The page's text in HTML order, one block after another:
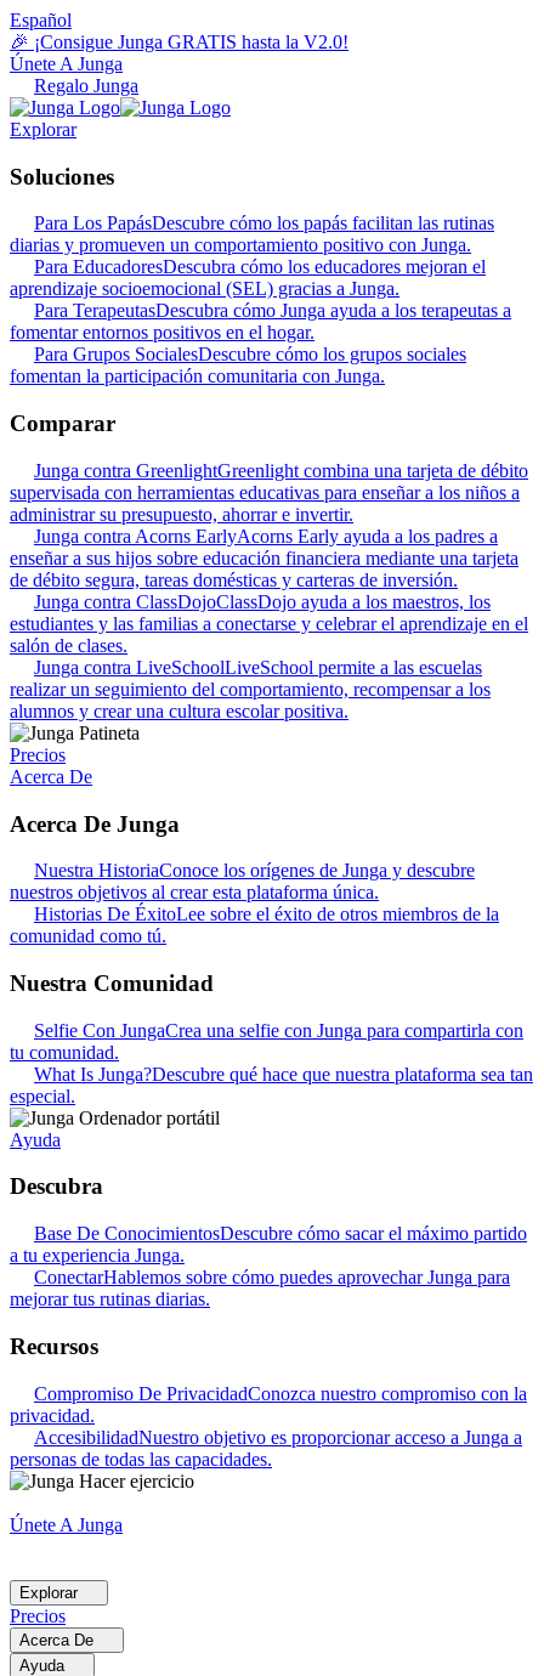
Español
🎉 ¡Consigue Junga GRATIS hasta la V2.0!
Únete A Junga
Regalo Junga
Explorar
Soluciones
Para Los PapásDescubre cómo los papás facilitan las rutinas
diarias y promueven un comportamiento positivo con Junga.
Para EducadoresDescubra cómo los educadores mejoran el
aprendizaje socioemocional (SEL) gracias a Junga.
Para TerapeutasDescubra cómo Junga ayuda a los terapeutas a
fomentar entornos positivos en el hogar.
Para Grupos SocialesDescubre cómo los grupos sociales
fomentan la participación comunitaria con Junga.
Comparar
Junga contra GreenlightGreenlight combina una tarjeta de débito
supervisada con herramientas educativas para enseñar a los niños a
administrar su presupuesto, ahorrar e invertir.
Junga contra Acorns EarlyAcorns Early ayuda a los padres a
enseñar a sus hijos sobre educación financiera mediante una tarjeta
de débito segura, tareas domésticas y carteras de inversión.
Junga contra ClassDojoClassDojo ayuda a los maestros, los
estudiantes y las familias a conectarse y celebrar el aprendizaje en el
salón de clases.
Junga contra LiveSchoolLiveSchool permite a las escuelas
realizar un seguimiento del comportamiento, recompensar a los
alumnos y crear una cultura escolar positiva.
Precios
Acerca De
Acerca De Junga
Nuestra HistoriaConoce los orígenes de Junga y descubre
nuestros objetivos al crear esta plataforma única.
Historias De ÉxitoLee sobre el éxito de otros miembros de la
comunidad como tú.
Nuestra Comunidad
Selfie Con JungaCrea una selfie con Junga para compartirla con
tu comunidad.
What Is Junga?Descubre qué hace que nuestra plataforma sea tan
especial.
Ayuda
Descubra
Base De ConocimientosDescubre cómo sacar el máximo partido
a tu experiencia Junga.
ConectarHablemos sobre cómo puedes aprovechar Junga para
mejorar tus rutinas diarias.
Recursos
Compromiso De PrivacidadConozca nuestro compromiso con la
privacidad.
AccesibilidadNuestro objetivo es proporcionar acceso a Junga a
personas de todas las capacidades.
Únete A Junga
Explorar
Precios
Acerca De
Ayuda